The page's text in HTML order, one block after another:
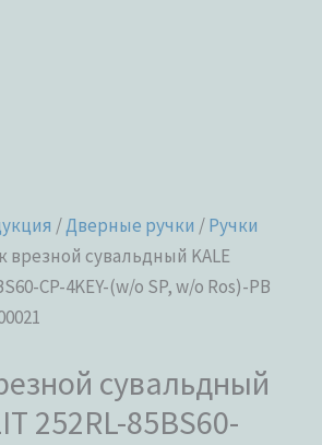
/Дверные ручки /Ручки
врезной сувальдный KALE
CP-4KEY-(w/o SP, w/o Ros)-PB
сувальдный
252RL-85BS60-